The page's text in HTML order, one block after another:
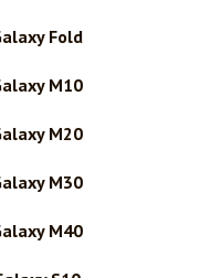
Fold
M10
M20
M30
M40